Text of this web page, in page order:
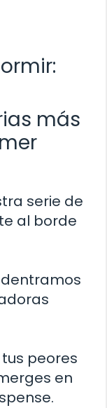
más
serie de
al borde
peores
en